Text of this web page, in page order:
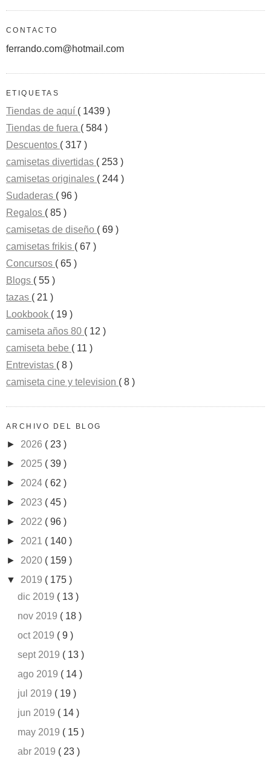
CONTACTO
ferrando.com@hotmail.com
ETIQUETAS
Tiendas de aquí ( 1439 )
Tiendas de fuera ( 584 )
Descuentos ( 317 )
camisetas divertidas ( 253 )
camisetas originales ( 244 )
Sudaderas ( 96 )
Regalos ( 85 )
camisetas de diseño ( 69 )
camisetas frikis ( 67 )
Concursos ( 65 )
Blogs ( 55 )
tazas ( 21 )
Lookbook ( 19 )
camiseta años 80 ( 12 )
camiseta bebe ( 11 )
Entrevistas ( 8 )
camiseta cine y television ( 8 )
ARCHIVO DEL BLOG
► 2026 ( 23 )
► 2025 ( 39 )
► 2024 ( 62 )
► 2023 ( 45 )
► 2022 ( 96 )
► 2021 ( 140 )
► 2020 ( 159 )
▼ 2019 ( 175 )
dic 2019 ( 13 )
nov 2019 ( 18 )
oct 2019 ( 9 )
sept 2019 ( 13 )
ago 2019 ( 14 )
jul 2019 ( 19 )
jun 2019 ( 14 )
may 2019 ( 15 )
abr 2019 ( 23 )